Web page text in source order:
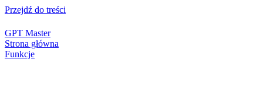
Przejdź do treści
GPT Master
Strona główna
Funkcje